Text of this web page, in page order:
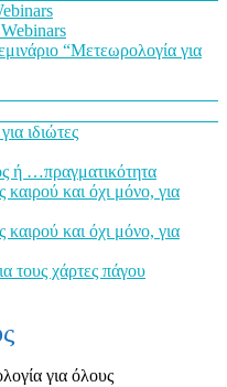
Webinars
“Μετεωρολογία για
ιδιώτες
ή …πραγματικότητα
και όχι μόνο, για
και όχι μόνο, για
τους χάρτες πάγου
για όλους